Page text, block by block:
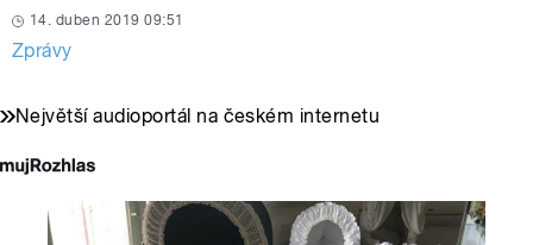
14. duben 2019 09:51
Zprávy
Největší audioportál na českém internetu